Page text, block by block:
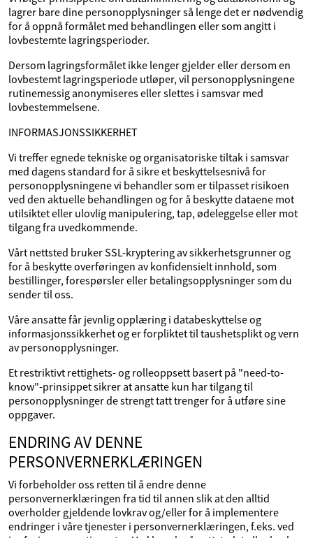
lagrer bare dine personopplysninger så lenge det er nødvendig
for å oppnå formålet med behandlingen eller som angitt i
lovbestemte lagringsperioder.
Dersom lagringsformålet ikke lenger gjelder eller dersom en
lovbestemt lagringsperiode utløper, vil personopplysningene
rutinemessig anonymiseres eller slettes i samsvar med
lovbestemmelsene.
INFORMASJONSSIKKERHET
Vi treffer egnede tekniske og organisatoriske tiltak i samsvar
med dagens standard for å sikre et beskyttelsesnivå for
personopplysningene vi behandler som er tilpasset risikoen
ved den aktuelle behandlingen og for å beskytte dataene mot
utilsiktet eller ulovlig manipulering, tap, ødeleggelse eller mot
tilgang fra uvedkommende.
Vårt nettsted bruker SSL-kryptering av sikkerhetsgrunner og
for å beskytte overføringen av konfidensielt innhold, som
bestillinger, forespørsler eller betalingsopplysninger som du
sender til oss.
Våre ansatte får jevnlig opplæring i databeskyttelse og
informasjonssikkerhet og er forpliktet til taushetsplikt og vern
av personopplysninger.
Et restriktivt rettighets- og rolleoppsett basert på "need-to-
know"-prinsippet sikrer at ansatte kun har tilgang til
personopplysninger de strengt tatt trenger for å utføre sine
oppgaver.
ENDRING AV DENNE
PERSONVERNERKLÆRINGEN
Vi forbeholder oss retten til å endre denne
personvernerklæringen fra tid til annen slik at den alltid
overholder gjeldende lovkrav og/eller for å implementere
endringer i våre tjenester i personvernerklæringen, f.eks. ved